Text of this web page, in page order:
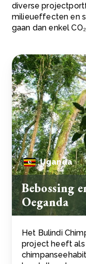
diverse
milieueffecten en
gaan dan enkel
Uganda
Bebossing
Oeganda
Het Bulindi
project heeft